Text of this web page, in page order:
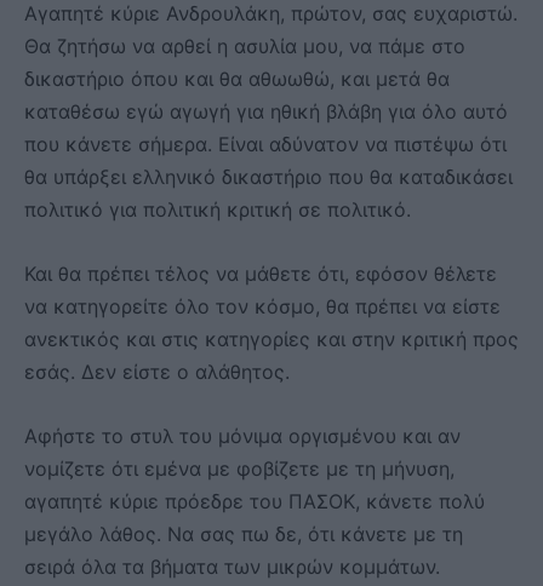
Αγαπητέ κύριε Ανδρουλάκη, πρώτον, σας ευχαριστώ.
Θα ζητήσω να αρθεί η ασυλία μου, να πάμε στο
δικαστήριο όπου και θα αθωωθώ, και μετά θα
καταθέσω εγώ αγωγή για ηθική βλάβη για όλο αυτό
που κάνετε σήμερα. Είναι αδύνατον να πιστέψω ότι
θα υπάρξει ελληνικό δικαστήριο που θα καταδικάσει
πολιτικό για πολιτική κριτική σε πολιτικό.
Και θα πρέπει τέλος να μάθετε ότι, εφόσον θέλετε
να κατηγορείτε όλο τον κόσμο, θα πρέπει να είστε
ανεκτικός και στις κατηγορίες και στην κριτική προς
εσάς. Δεν είστε ο αλάθητος.
Αφήστε το στυλ του μόνιμα οργισμένου και αν
νομίζετε ότι εμένα με φοβίζετε με τη μήνυση,
αγαπητέ κύριε πρόεδρε του ΠΑΣΟΚ, κάνετε πολύ
μεγάλο λάθος. Να σας πω δε, ότι κάνετε με τη
σειρά όλα τα βήματα των μικρών κομμάτων.